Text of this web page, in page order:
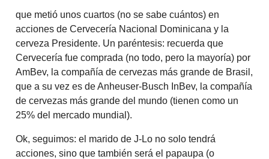
que metió unos cuartos (no se sabe cuántos) en
acciones de Cervecería Nacional Dominicana y la
cerveza Presidente. Un paréntesis: recuerda que
Cervecería fue comprada (no todo, pero la mayoría) por
AmBev, la compañía de cervezas más grande de Brasil,
que a su vez es de Anheuser-Busch InBev, la compañía
de cervezas más grande del mundo (tienen como un
25% del mercado mundial).
Ok, seguimos: el marido de J-Lo no solo tendrá
acciones, sino que también será el papaupa (o